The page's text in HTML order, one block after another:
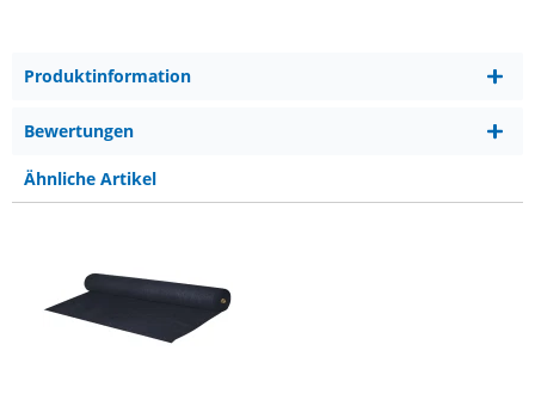
Produktinformation
Bewertungen
Ähnliche Artikel